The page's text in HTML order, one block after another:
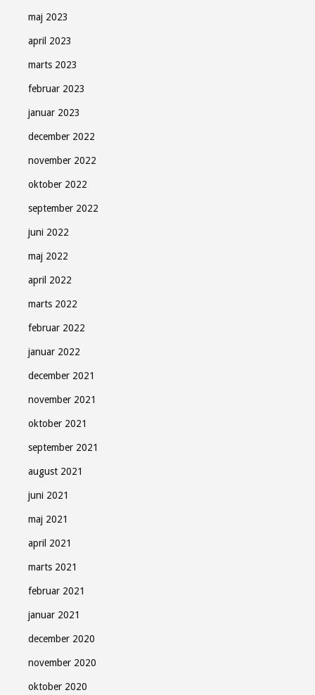
maj 2023
april 2023
marts 2023
februar 2023
januar 2023
december 2022
november 2022
oktober 2022
september 2022
juni 2022
maj 2022
april 2022
marts 2022
februar 2022
januar 2022
december 2021
november 2021
oktober 2021
september 2021
august 2021
juni 2021
maj 2021
april 2021
marts 2021
februar 2021
januar 2021
december 2020
november 2020
oktober 2020